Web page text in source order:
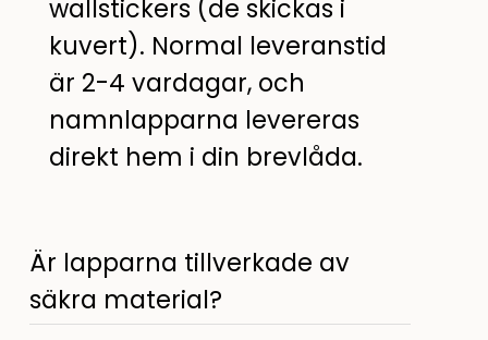
wallstickers (de skickas i
kuvert). Normal leveranstid
är 2-4 vardagar, och
namnlapparna levereras
direkt hem i din brevlåda.
Är lapparna tillverkade av
säkra material?